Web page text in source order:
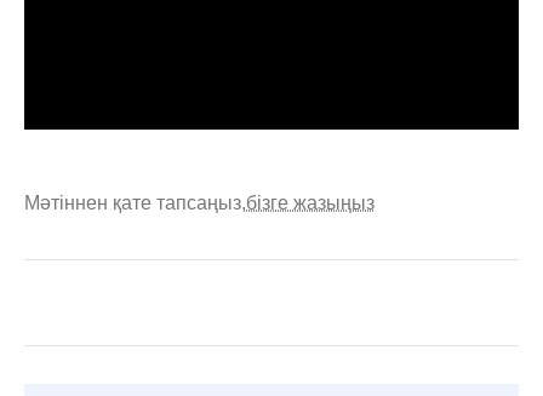
Мәтіннен қате тапсаңыз,бізге жазыңыз